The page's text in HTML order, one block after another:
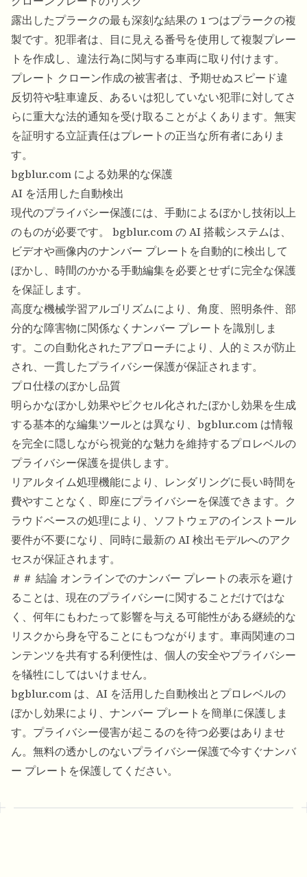
露出したプラークの最も深刻な結果の 1 つはプラークの複
製です。犯罪者は、目に見える番号を使用して複製プレー
トを作成し、違法行為に関与する車両に取り付けます。
プレート クローン作成の被害者は、予期せぬスピード違
反切符や駐車違反、あるいは犯していない犯罪に対してさ
らに重大な法的通知を受け取ることがよくあります。無実
を証明する立証責任はプレートの正当な所有者にありま
す。
bgblur.com による効果的な保護
AI を活用した自動検出
現代のプライバシー保護には、手動によるぼかし技術以上
のものが必要です。 bgblur.com の AI 搭載システムは、
ビデオや画像内のナンバー プレートを自動的に検出して
ぼかし、時間のかかる手動編集を必要とせずに完全な保護
を保証します。
高度な機械学習アルゴリズムにより、角度、照明条件、部
分的な障害物に関係なくナンバー プレートを識別しま
す。この自動化されたアプローチにより、人的ミスが防止
され、一貫したプライバシー保護が保証されます。
プロ仕様のぼかし品質
明らかなぼかし効果やピクセル化されたぼかし効果を生成
する基本的な編集ツールとは異なり、bgblur.com は情報
を完全に隠しながら視覚的な魅力を維持するプロレベルの
プライバシー保護を提供します。
リアルタイム処理機能により、レンダリングに長い時間を
費やすことなく、即座にプライバシーを保護できます。ク
ラウドベースの処理により、ソフトウェアのインストール
要件が不要になり、同時に最新の AI 検出モデルへのアク
セスが保証されます。
＃＃ 結論 オンラインでのナンバー プレートの表示を避け
ることは、現在のプライバシーに関することだけではな
く、何年にもわたって影響を与える可能性がある継続的な
リスクから身を守ることにもつながります。車両関連のコ
ンテンツを共有する利便性は、個人の安全やプライバシー
を犠牲にしてはいけません。
bgblur.com は、AI を活用した自動検出とプロレベルの
ぼかし効果により、ナンバー プレートを簡単に保護しま
す。プライバシー侵害が起こるのを待つ必要はありませ
ん。無料の透かしのないプライバシー保護で今すぐナンバ
ー プレートを保護してください。